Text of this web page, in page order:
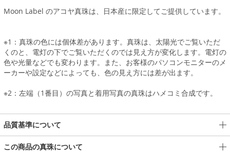
Moon Label のアコヤ真珠は、日本産に限定してご提供しています。
※1：真珠の色には個体差があります。真珠は、太陽光でご覧いただ
くのと、電灯の下でご覧いただくのでは見え方が変化します。電灯の
色や光量などでも変わります。また、お客様のパソコンモニターのメ
ーカーや設定などによっても、色の見え方には差が出ます。
※2：左端（1番目）の写真と着用写真の真珠はハメコミ合成です。
品質基準について
この商品の真珠について